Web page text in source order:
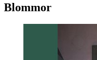
Blommor